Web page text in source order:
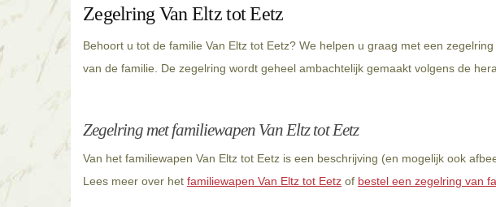
Zegelring Van Eltz tot Eetz
Behoort u tot de familie Van Eltz tot Eetz? We helpen u graag met een
van de familie. De zegelring wordt geheel ambachtelijk gemaakt volgens de
Zegelring met familiewapen Van Eltz tot Eetz
Van het familiewapen Van Eltz tot Eetz is een beschrijving (en mogelijk ook
Lees meer over het familiewapen Van Eltz tot Eetz of bestel een zegelring van